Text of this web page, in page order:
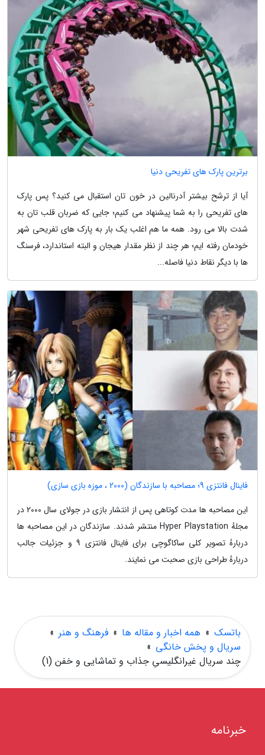
برترین پارک های تفریحی دنیا
آیا از ترشح بیشتر آدرنالین در خون تان استقبال می کنید؟ پس پارک
های تفریحی را به شما پیشنهاد می کنیم؛ جایی که ضربان قلب تان به
شدت بالا می رود. همه ما هم اغلب یک بار به پارک های تفریحی شهر
خودمان رفته ایم؛ هر چند از نظر مقدار هیجان و البته استاندارد، فرسنگ
ها با دیگر نقاط دنیا فاصله...
فاینال فانتزی 9؛ مصاحبه با سازندگان (2000 ، موزه بازی سازی)
این مصاحبه ها مدت کوتاهی پس از انتشار بازی در جولای سال 2000 در
مجلهٔ Hyper Playstation منتشر شدند. سازندگان در این مصاحبه ها
دربارهٔ تصویر کلی ساکاگوچی برای فاینال فانتزی 9 و جزئیات جالب
دربارهٔ طراحی بازی صحبت می نمایند.
باتسک » همه اخبار و مقاله ها » فرهنگ و هنر »
سریال و پخش خانگی »
چند سریال غیرانگلیسیِ جذاب و تماشایی و خفن (1)
خبرنامه